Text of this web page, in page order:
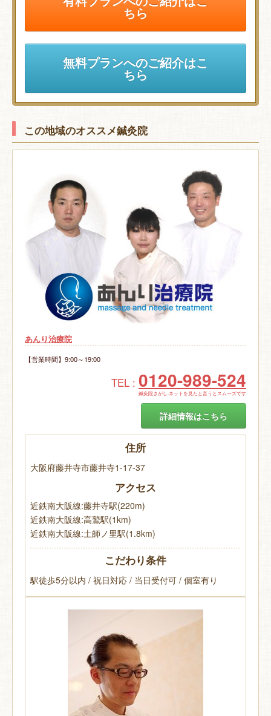
ちら
無料プランへのご紹介はこ
ちら
この地域のオススメ鍼灸院
あんり治療院
【営業時間】9:00～19:00
TEL : 0120-989-524
鍼灸院さがし.ネットを見たと言うとスムーズです
詳細情報はこちら
住所
大阪府藤井寺市藤井寺1-17-37
アクセス
近鉄南大阪線:藤井寺駅(220m)
近鉄南大阪線:高鷲駅(1km)
近鉄南大阪線:土師ノ里駅(1.8km)
こだわり条件
駅徒歩5分以内 / 祝日対応 / 当日受付可 / 個室有り